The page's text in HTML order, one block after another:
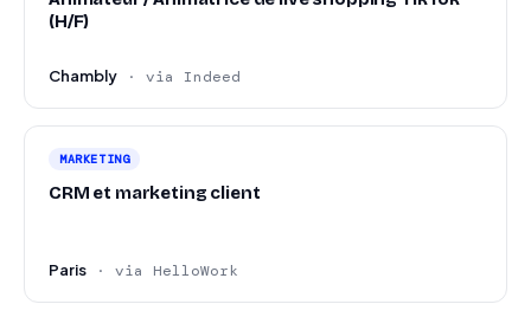
(H/F)
Chambly · via Indeed
MARKETING
CRM et marketing client
Paris · via HelloWork